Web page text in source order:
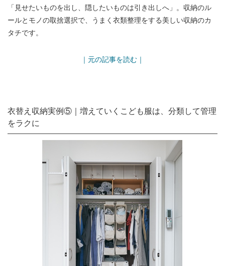
「見せたいものを出し、隠したいものは引き出しへ」。収納のル
ールとモノの取捨選択で、うまく衣類整理をする美しい収納のカ
タチです。
｜元の記事を読む｜
衣替え収納実例⑤｜増えていくこども服は、分類して管理
をラクに